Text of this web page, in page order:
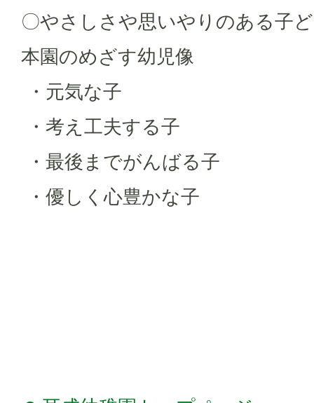
〇やさしさや思いやりのある子
本園のめざす幼児像
・元気な子
・考え工夫する子
・最後までがんばる子
・優しく心豊かな子